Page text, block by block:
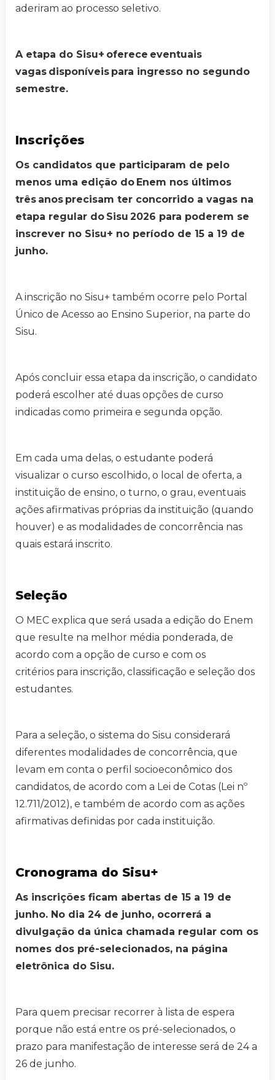
aderiram ao processo seletivo.
A etapa do Sisu+ oferece eventuais
vagas disponíveis para ingresso no segundo
semestre.
Inscrições
Os candidatos que participaram de pelo
menos uma edição do Enem nos últimos
três anos precisam ter concorrido a vagas na
etapa regular do Sisu 2026 para poderem se
inscrever no Sisu+ no período de 15 a 19 de
junho.
A inscrição no Sisu+ também ocorre pelo Portal
Único de Acesso ao Ensino Superior, na parte do
Sisu.
Após concluir essa etapa da inscrição, o candidato
poderá escolher até duas opções de curso
indicadas como primeira e segunda opção.
Em cada uma delas, o estudante poderá
visualizar o curso escolhido, o local de oferta, a
instituição de ensino, o turno, o grau, eventuais
ações afirmativas próprias da instituição (quando
houver) e as modalidades de concorrência nas
quais estará inscrito.
Seleção
O MEC explica que será usada a edição do Enem
que resulte na melhor média ponderada, de
acordo com a opção de curso e com os
critérios para inscrição, classificação e seleção dos
estudantes.
Para a seleção, o sistema do Sisu considerará
diferentes modalidades de concorrência, que
levam em conta o perfil socioeconômico dos
candidatos, de acordo com a Lei de Cotas (Lei nº
12.711/2012), e também de acordo com as ações
afirmativas definidas por cada instituição.
Cronograma do Sisu+
As inscrições ficam abertas de 15 a 19 de
junho. No dia 24 de junho, ocorrerá a
divulgação da única chamada regular com os
nomes dos pré-selecionados, na página
eletrônica do Sisu.
Para quem precisar recorrer à lista de espera
porque não está entre os pré-selecionados, o
prazo para manifestação de interesse será de 24 a
26 de junho.